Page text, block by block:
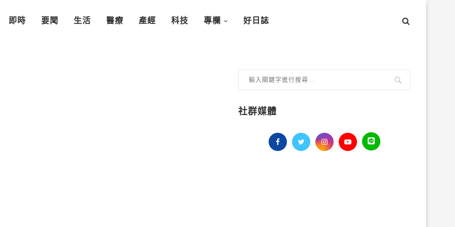
即時 要聞 生活 醫療 產經 科技 專欄 好日誌
社群媒體